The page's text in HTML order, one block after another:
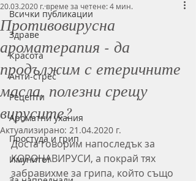
Всички публикации
Здраве
Красота
Анти-стрес
Рецепти
Ароматни ухания
Простуда и грип
Имунитет
Противовирусна
ароматерапия - да
продължим с етеричните
масла, полезни срещу
вирусите?
20.03.2020 г. време за четене: 4 мин.
Актуализирано: 21.04.2020 г.
Доста говорим напоследък за
КОРОНАВИРУСИ, а покрай тях
забравихме за грипа, който също